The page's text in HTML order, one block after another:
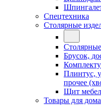
Спецтехника
Столярные
Брусок,
Плинтус,
прочее
Щит
Товары для дома